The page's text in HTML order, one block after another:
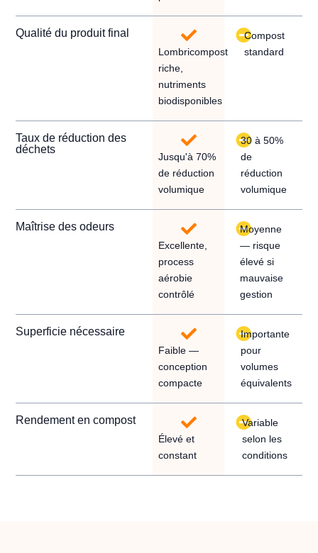
Qualité du produit final
Lombricompost
riche,
nutriments
biodisponibles
Compost
standard
Taux de réduction des
déchets
Jusqu'à 70%
de réduction
volumique
30 à 50%
de
réduction
volumique
Maîtrise des odeurs
Excellente,
process
aérobie
contrôlé
Moyenne
— risque
élevé si
mauvaise
gestion
Superficie nécessaire
Faible —
conception
compacte
Importante
pour
volumes
équivalents
Rendement en compost
Élevé et
constant
Variable
selon les
conditions